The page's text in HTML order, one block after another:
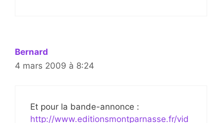
Bernard
4 mars 2009 à 8:24
Et pour la bande-annonce :
http://www.editionsmontparnasse.fr/vid